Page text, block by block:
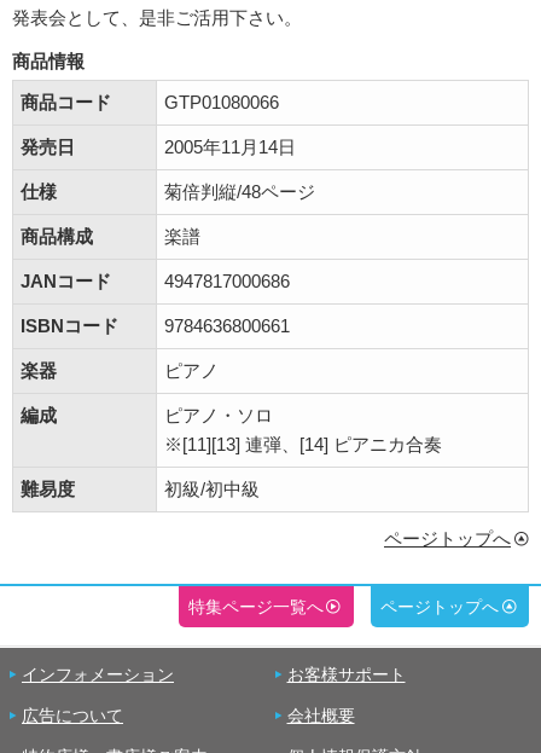
発表会として、是非ご活用下さい。
商品情報
商品コード
GTP01080066
発売日 2005年11月14日
仕様 菊倍判縦/48ページ
商品構成 楽譜
JANコード 4947817000686
ISBNコード 9784636800661
楽器 ピアノ
編成
ピアノ・ソロ
※[11][13] 連弾、[14] ピアニカ合奏
難易度 初級/初中級
ページトップへ
特集ページ一覧へ ページトップへ
インフォメーション お客様サポート
広告について 会社概要